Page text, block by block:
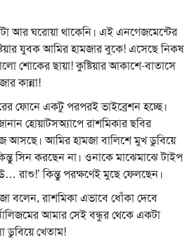
আর ঘরোয়া থাকেনি। এই এনগেজমেন্টের
যুবক আমির হামজার বুকে! এসেছে নিকষ
শোকের ছায়া! কুষ্টিয়ার আকাশে-বাতাসে
কান্না!
ফোনে একটু পরপর‌ই ভাইব্রেশন হচ্ছে।
হোয়াটসঅ্যাপে রাশমিকার ছবির
আসছে। আমির হামজা বালিশে মুখ ডুবিয়ে
সিন করছেন না। ওনাকে মাঝেমাঝে টাইপ
রাশু!’ কিন্তু পরক্ষণেই মুছে ফেলছেন।
বলেন, রাশমিকা এভাবে ধোঁকা দেবে
আমার সেই বন্ধুর থেকে একটা
ডুবিয়ে খেতাম!